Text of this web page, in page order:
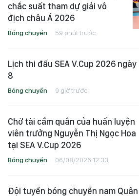
chắc suất tham dự giải vô
địch châu Á 2026
Bóng chuyền 59 phút trước
Lịch thi đấu SEA V.Cup 2026 ngày
8
Bóng chuyền 9 giờ trước
Chờ tài cầm quân của huấn luyện
viên trưởng Nguyễn Thị Ngọc Hoa
tại SEA V.Cup 2026
Bóng chuyền 06/08/2026 12:33
Đội tuyển bóng chuyền nam Quân